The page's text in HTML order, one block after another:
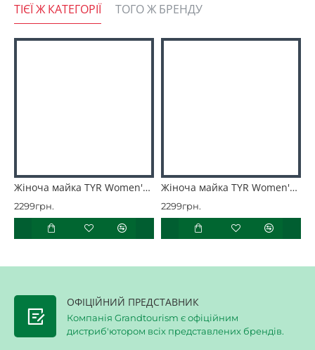
ТІЄЇ Ж КАТЕГОРІЇ ТОГО Ж БРЕНДУ
Жіноча майка TYR Women's ClimaDry Crop Tech Tank – Solid
2299грн.
Жіноча майка TYR Women's ClimaDry Crop Tech Tank – Solid
2299грн.
ОФІЦІЙНИЙ ПРЕДСТАВНИК
Компанія Grandtourism є офіційним
дистриб'ютором всіх представлених брендів.